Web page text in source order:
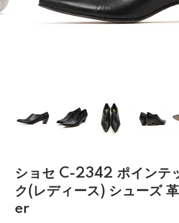
ショセ C-2342 ポインテ
ク(レディース) シューズ
er